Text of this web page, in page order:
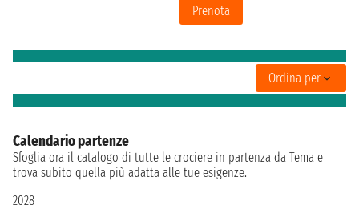
Prenota
Ordina per
Calendario partenze
Sfoglia ora il catalogo di tutte le crociere in partenza da Tema e
trova subito quella più adatta alle tue esigenze.
2028